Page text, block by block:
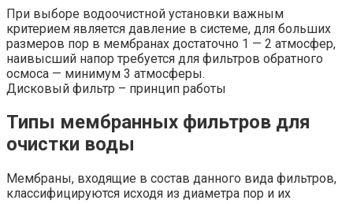
При выборе водоочистной установки важным
критерием является давление в системе, для больших
размеров пор в мембранах достаточно 1 — 2 атмосфер,
наивысший напор требуется для фильтров обратного
осмоса — минимум 3 атмосферы.
Дисковый фильтр – принцип работы
Типы мембранных фильтров для
очистки воды
Мембраны, входящие в состав данного вида фильтров,
классифицируются исходя из диаметра пор и их